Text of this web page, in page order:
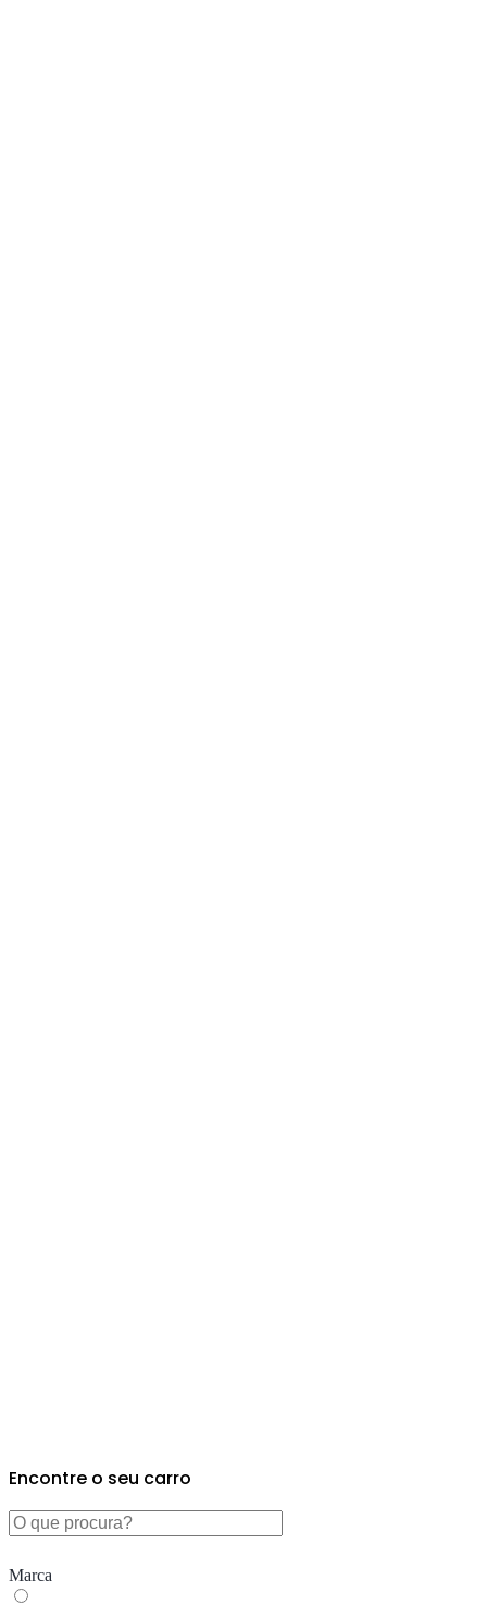
Encontre o seu carro
Marca